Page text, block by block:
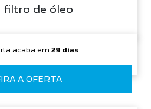
filtro de óleo
acaba em 29 dias
A OFERTA